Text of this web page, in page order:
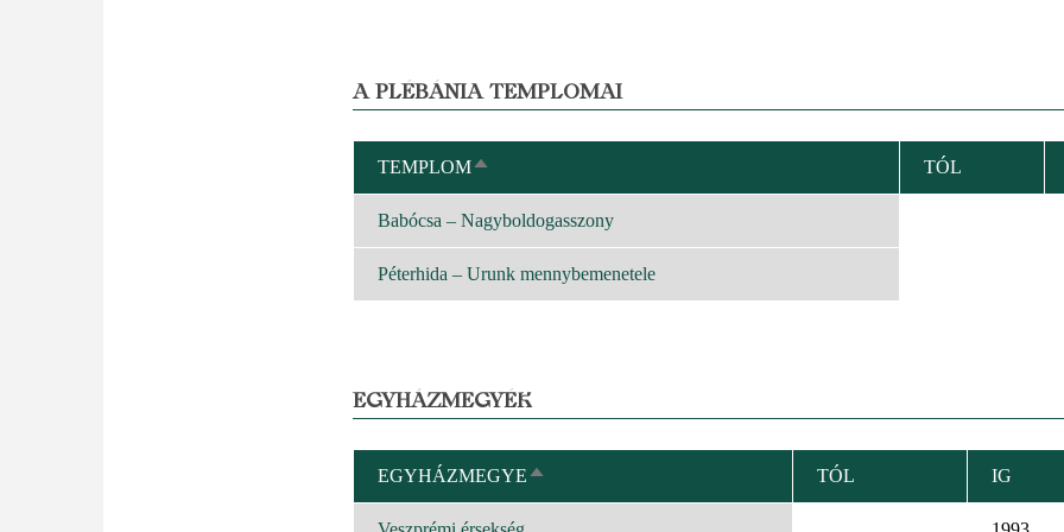
A PLÉBÁNIA TEMPLOMAI
TEMPLOMCSÖKKENŐ
RENDEZÉS
TÓL
Babócsa – Nagyboldogasszony
Péterhida – Urunk mennybemenetele
EGYHÁZMEGYÉK
EGYHÁZMEGYECSÖKKENŐ
RENDEZÉS
TÓL IG